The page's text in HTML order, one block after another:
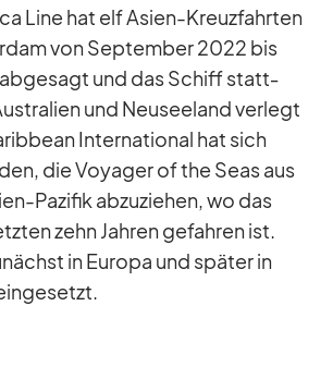
Line hat elf Asien-Kreuz­fahr­ten
von Sep­tem­ber 2022 bis
und das Schiff statt­
und Neu­see­land ver­legt
In­ter­na­tio­nal hat sich
die Voy­a­ger of the Seas aus
Pa­zi­fik ab­zu­zie­hen, wo das
zehn Jah­ren ge­fah­ren ist.
in Eu­ropa und spä­ter in